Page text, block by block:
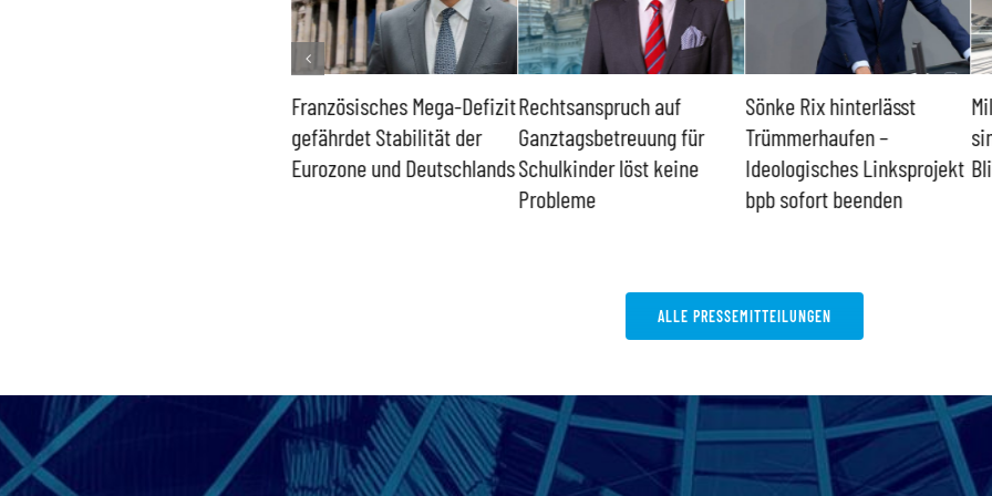
Französisches Mega-Defizit
gefährdet Stabilität der
Eurozone und Deutschlands
Rechtsanspruch auf
Ganztagsbetreuung für
Schulkinder löst keine
Probleme
Sönke Rix hinterlässt
Trümmerhaufen –
Ideologisches Linksprojekt
bpb sofort beenden
ALLE PRESSEMITTEILUNGEN